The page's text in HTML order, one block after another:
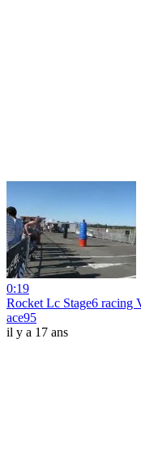
0:19
Rocket Lc Stage6 racing
ace95
il y a 17 ans